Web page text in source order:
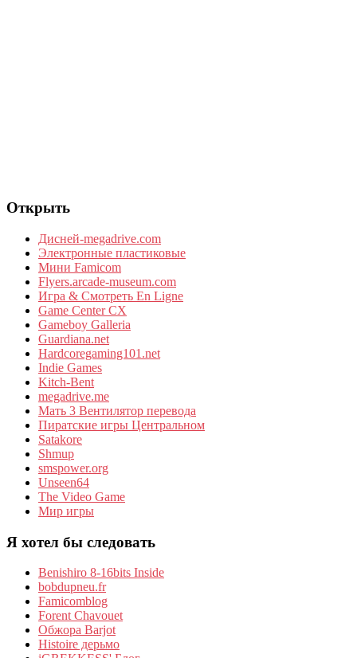
Открыть
Дисней-megadrive.com
Электронные пластиковые
Мини Famicom
Flyers.arcade-museum.com
Игра & Смотреть En Ligne
Game Center CX
Gameboy Galleria
Guardiana.net
Hardcoregaming101.net
Indie Games
Kitch-Bent
megadrive.me
Мать 3 Вентилятор перевода
Пиратские игры Центральном
Satakore
Shmup
smspower.org
Unseen64
The Video Game
Мир игры
Я хотел бы следовать
Benishiro 8-16bits Inside
bobdupneu.fr
Famicomblog
Forent Chavouet
Обжора Barjot
Histoire дерьмо